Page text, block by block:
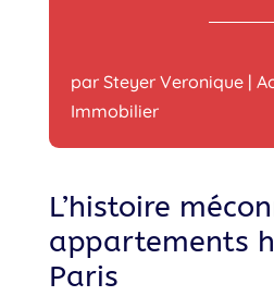
par Steyer Veronique|
Immobilier
L’histoire
appartements
Paris